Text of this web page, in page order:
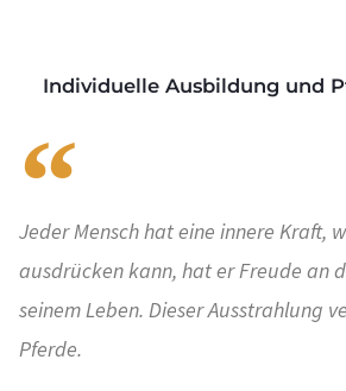
Individuelle Ausbildung und
Jeder Mensch hat eine innere Kraft,
ausdrücken kann, hat er Freude an
seinem Leben. Dieser Ausstrahlung
Pferde.